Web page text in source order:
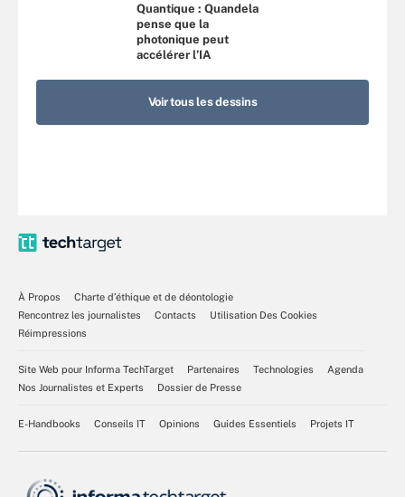
Quantique : Quandela
pense que la
photonique peut
accélérer l’IA
Voir tous les dessins
À Propos
Charte d’éthique et de déontologie
Rencontrez les journalistes
Contacts
Utilisation Des Cookies
Réimpressions
Site Web pour Informa TechTarget Partenaires Technologies
Agenda
Nos Journalistes et Experts
Dossier de Presse
E-Handbooks Conseils IT Opinions Guides Essentiels Projets IT